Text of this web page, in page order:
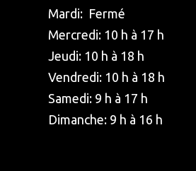
Mardi: Fermé
Mercredi: 10 h à 17 h
Jeudi: 10 h à 18 h
Vendredi: 10 h à 18 h
Samedi: 9 h à 17 h
Dimanche: 9 h à 16 h